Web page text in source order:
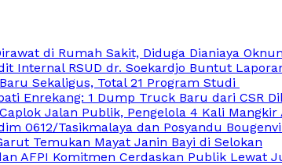
di Rumah Sakit, Diduga Dianiaya
Internal RSUD dr. Soekardjo Buntut
Sekaligus, Total 21 Program Studi
Enrekang: 1 Dump Truck Baru dari CSR
Jalan Publik, Pengelola 4 Kali Mangkir
0612/Tasikmalaya dan Posyandu
Temukan Mayat Janin Bayi di Selokan
AFPI Komitmen Cerdaskan Publik Lewat